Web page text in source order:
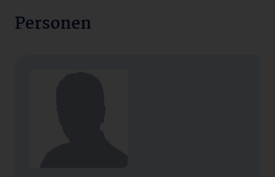
Personen